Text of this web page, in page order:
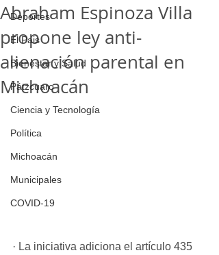
Deportes
El Pais
Bienestar y Salud
Pátzcuaro
Ciencia y Tecnología
Política
Michoacán
Municipales
COVID-19
Abraham Espinoza Villa
propone ley anti-
alienación parental en
Michoacán
· La iniciativa adiciona el artículo 435